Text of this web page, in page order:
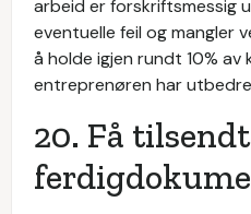
arbeid er forskriftsmessig
eventuelle feil og mangler
å holde igjen rundt 10%
entreprenøren har
20. Få